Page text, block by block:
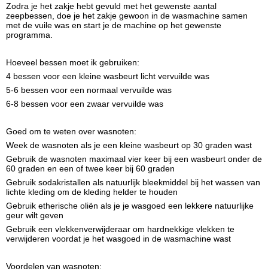
Zodra je het zakje hebt gevuld met het gewenste aantal
zeepbessen, doe je het zakje gewoon in de wasmachine samen
met de vuile was en start je de machine op het gewenste
programma.
Hoeveel bessen moet ik gebruiken:
4 bessen voor een kleine wasbeurt licht vervuilde was
5-6 bessen voor een normaal vervuilde was
6-8 bessen voor een zwaar vervuilde was
Goed om te weten over wasnoten:
Week de wasnoten als je een kleine wasbeurt op 30 graden wast
Gebruik de wasnoten maximaal vier keer bij een wasbeurt onder de
60 graden en een of twee keer bij 60 graden
Gebruik sodakristallen als natuurlijk bleekmiddel bij het wassen van
lichte kleding om de kleding helder te houden
Gebruik etherische oliën als je je wasgoed een lekkere natuurlijke
geur wilt geven
Gebruik een vlekkenverwijderaar om hardnekkige vlekken te
verwijderen voordat je het wasgoed in de wasmachine wast
Voordelen van wasnoten: